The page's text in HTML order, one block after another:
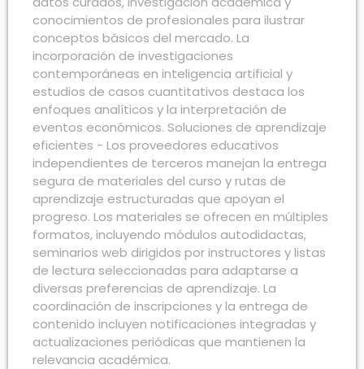
conocimientos de profesionales para ilustrar
conceptos básicos del mercado. La
incorporación de investigaciones
contemporáneas en inteligencia artificial y
estudios de casos cuantitativos destaca los
enfoques analíticos y la interpretación de
eventos económicos. Soluciones de aprendizaje
eficientes - Los proveedores educativos
independientes de terceros manejan la entrega
segura de materiales del curso y rutas de
aprendizaje estructuradas que apoyan el
progreso. Los materiales se ofrecen en múltiples
formatos, incluyendo módulos autodidactas,
seminarios web dirigidos por instructores y listas
de lectura seleccionadas para adaptarse a
diversas preferencias de aprendizaje. La
coordinación de inscripciones y la entrega de
contenido incluyen notificaciones integradas y
actualizaciones periódicas que mantienen la
relevancia académica.